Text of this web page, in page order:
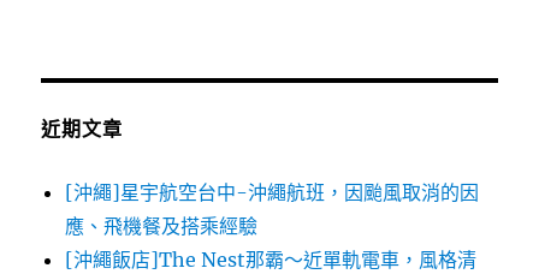
近期文章
[沖繩]星宇航空台中-沖繩航班，因颱風取消的因
應、飛機餐及搭乘經驗
[沖繩飯店]The Nest那霸～近單軌電車，風格清